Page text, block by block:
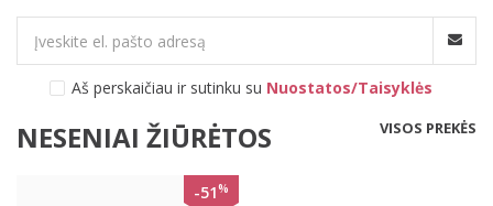
Aš perskaičiau ir sutinku su Nuostatos/Taisyklės
NESENIAI ŽIŪRĖTOS VISOS PREKĖS
-51%